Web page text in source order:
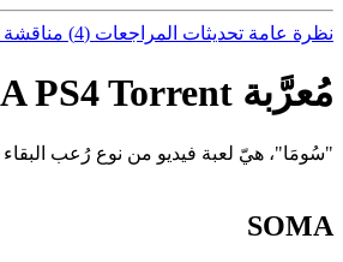
نظرة عامة تحديثات المراجعات (4) مناقشة
مُعرَّبة SOMA PS4 Torrent
"سُومَا"، هيّ لعبة فيديو من نوع رُعب
SOMA